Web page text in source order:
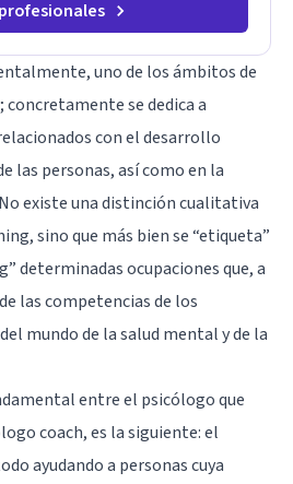
uno de los ámbitos de
se dedica a
con el desarrollo
las personas, así como en la
existe una distinción cualitativa
sino que más bien se “etiqueta”
determinadas ocupaciones que, a
las competencias de los
mundo de la salud mental y de la
entre el psicólogo que
coach, es la siguiente: el
ayudando a personas cuya